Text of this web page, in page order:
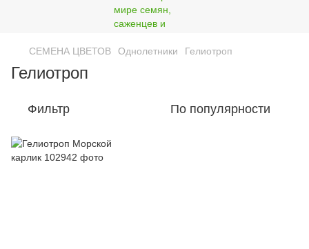
СЕМЕНА ЦВЕТОВ Однолетники Гелиотроп
Гелиотроп
Фильтр По популярности